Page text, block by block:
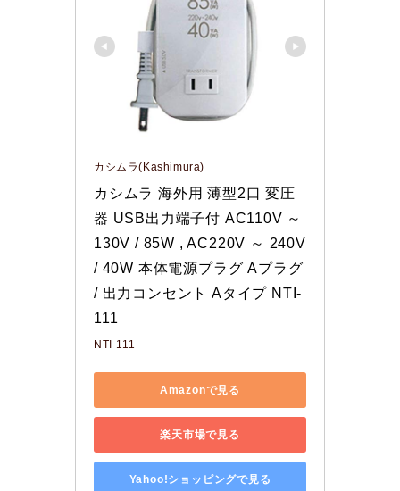
カシムラ(Kashimura)
カシムラ 海外用 薄型2口 変圧
器 USB出力端子付 AC110V ～
130V / 85W , AC220V ～ 240V
/ 40W 本体電源プラグ Aプラグ
/ 出力コンセント Aタイプ NTI-
111
NTI-111
Amazonで見る
楽天市場で見る
Yahoo!ショッピングで見る